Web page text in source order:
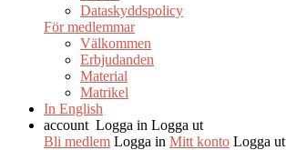
Dataskyddspolicy
För medlemmar
Välkommen
Erbjudanden
Material
Matrikel
In English
account Logga in Logga ut
Bli medlem Logga in Mitt konto Logga ut